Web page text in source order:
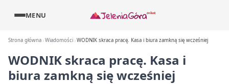
MENU
Strona główna Wiadomości WODNIK skraca pracę. Kasa i biura zamkną się wcześniej
WODNIK skraca pracę. Kasa i
biura zamkną się wcześniej